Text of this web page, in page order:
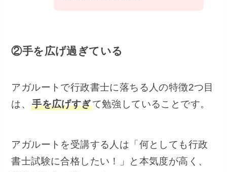
②手を広げ過ぎている
アガルートで行政書士に落ちる人の特徴2つ目
は、手を広げすぎて勉強していることです。
アガルートを受講する人は「何としても行政
書士試験に合格したい！」と本気度が高く、